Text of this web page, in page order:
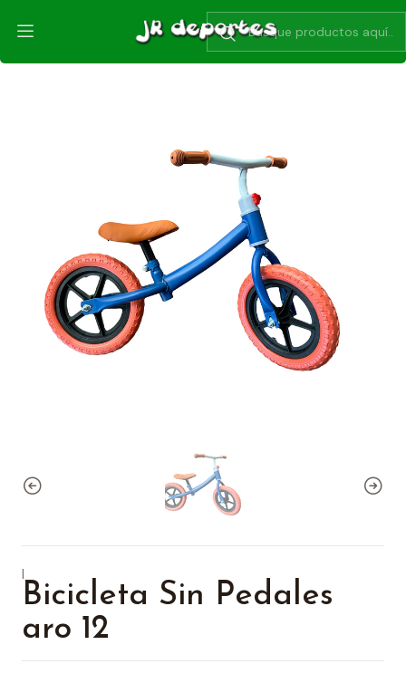
Bicicletas
Aro 12 de 2 a 4 años
Bicicleta Sin Pedales aro 12
|
Bicicleta Sin Pedales
aro 12